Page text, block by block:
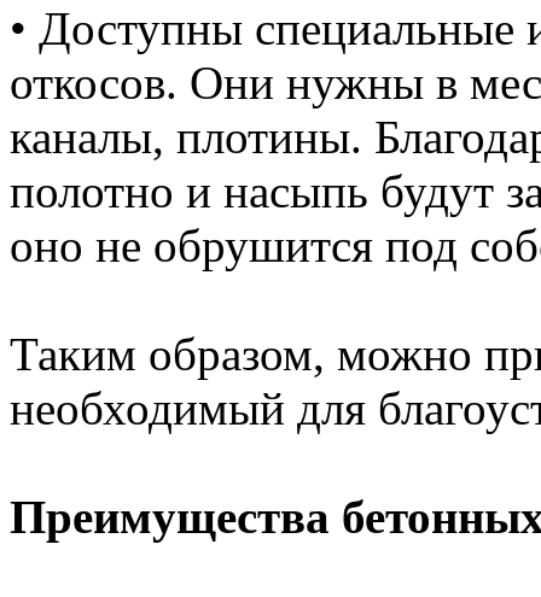
• Доступны специальные
откосов. Они нужны в
каналы, плотины.
полотно и насыпь будут
оно не обрушится под
Таким образом, можно
необходимый для
Преимущества